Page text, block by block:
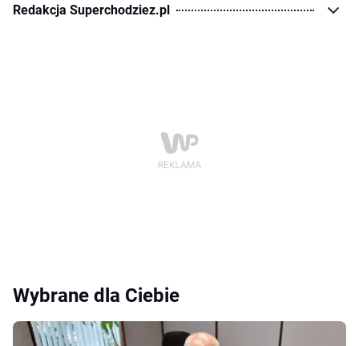
Redakcja Superchodziez.pl
Wybrane dla Ciebie